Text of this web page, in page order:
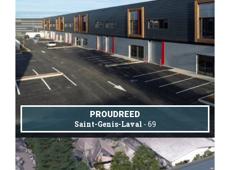
PROUDREED
Saint-Genis-Laval - 69